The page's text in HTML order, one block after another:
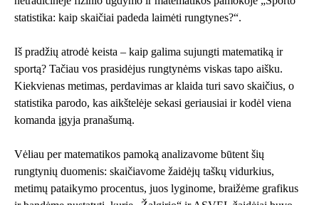
statistika: kaip skaičiai padeda laimėti rungtynes?“.
Iš pradžių atrodė keista – kaip galima sujungti matematiką ir
sportą? Tačiau vos prasidėjus rungtynėms viskas tapo aišku.
Kiekvienas metimas, perdavimas ar klaida turi savo skaičius, o
statistika parodo, kas aikštelėje sekasi geriausiai ir kodėl viena
komanda įgyja pranašumą.
Vėliau per matematikos pamoką analizavome būtent šių
rungtynių duomenis: skaičiavome žaidėjų taškų vidurkius,
metimų pataikymo procentus, juos lyginome, braižėme grafikus